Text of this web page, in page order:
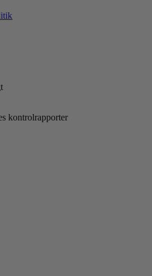
kontrolrapporter